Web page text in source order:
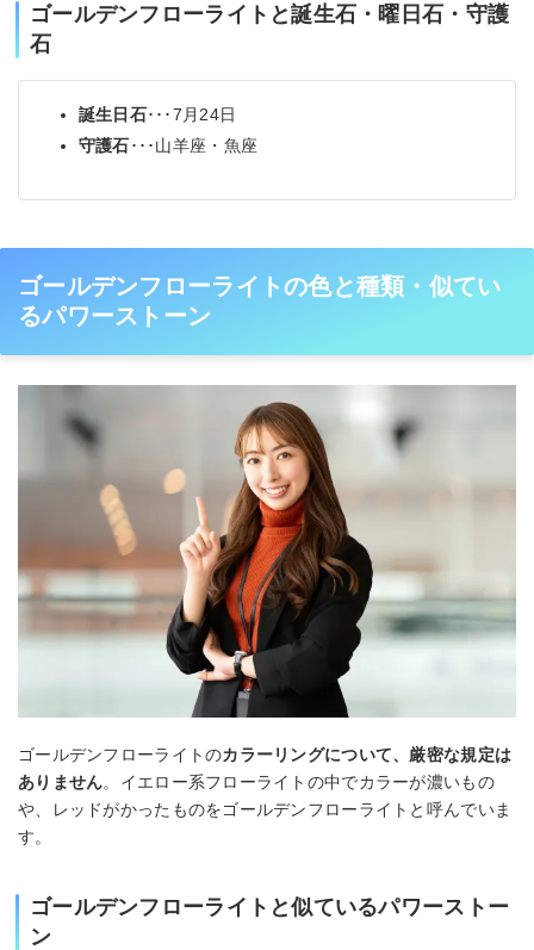
ゴールデンフローライトと誕生石・曜日石・守護
石
誕生日石･･･7月24日
守護石･･･山羊座・魚座
ゴールデンフローライトの色と種類・似てい
るパワーストーン
ゴールデンフローライトのカラーリングについて、厳密な規定は
ありません。イエロー系フローライトの中でカラーが濃いもの
や、レッドがかったものをゴールデンフローライトと呼んでいま
す。
ゴールデンフローライトと似ているパワーストー
ン